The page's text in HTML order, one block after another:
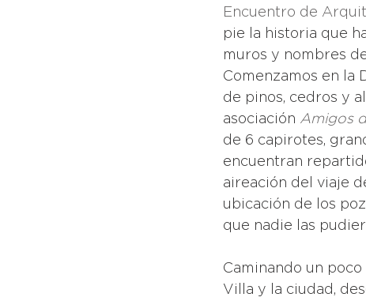
Encuentro de
pie la historia que
muros y nombres
Comenzamos en la
de pinos, cedros y
asociación Amigos
de 6 capirotes,
encuentran
aireación del viaje
ubicación de los
que nadie las
Caminando un
Villa y la ciudad,